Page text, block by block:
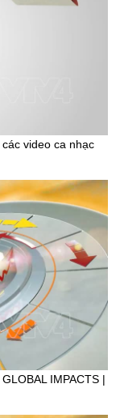
video ca nhạc
IMPACTS |